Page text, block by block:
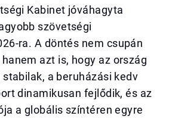
Kabinet jóváhagyta
szövetségi
ra. A döntés nem csupán
azt is, hogy az ország
a beruházási kedv
dinamikusan fejlődik, és az
a globális színtéren egyre